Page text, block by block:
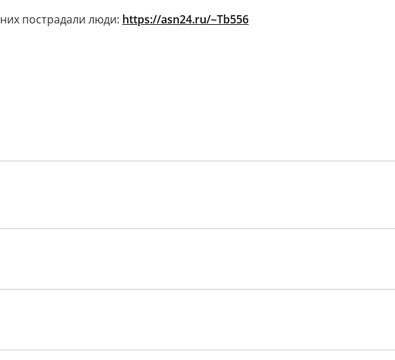
пострадали люди: https://asn24.ru/~Tb556